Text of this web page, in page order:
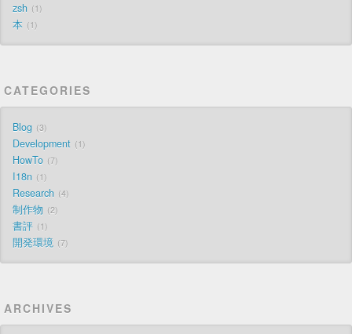
zsh 1
本 1
CATEGORIES
Blog 3
Development 1
HowTo 7
I18n 1
Research 4
制作物 2
書評 1
開発環境 7
ARCHIVES